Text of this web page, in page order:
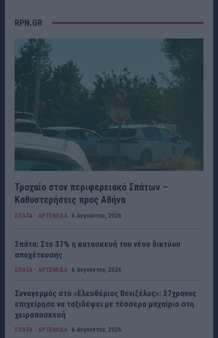
RPN.GR
Τροχαίο στον περιφερειακό Σπάτων –
Καθυστερήσεις προς Αθήνα
ΣΠΑΤΑ - ΑΡΤΕΜΙΔΑ 6 Αυγούστου, 2026
Σπάτα: Στο 37% η κατασκευή του νέου δικτύου
αποχέτευσης
ΣΠΑΤΑ - ΑΡΤΕΜΙΔΑ 6 Αυγούστου, 2026
Συναγερμός στο «Ελευθέριος Βενιζέλος»: 37χρονος
επιχείρησε να ταξιδέψει με τέσσερα μαχαίρια στη
χειραποσκευή
ΣΠΑΤΑ - ΑΡΤΕΜΙΔΑ 6 Αυγούστου, 2026